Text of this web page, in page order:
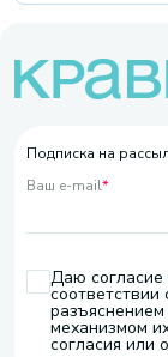
Подписка на
Ваш e-mail*
Даю согласие
соответствии
механизмом
согласия или